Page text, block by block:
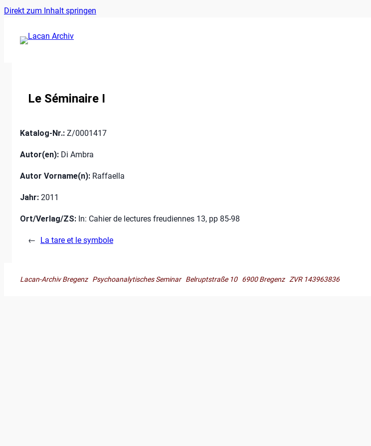
Direkt zum Inhalt springen
Le Séminaire I
Katalog-Nr.: Z/0001417
Autor(en): Di Ambra
Autor Vorname(n): Raffaella
Jahr: 2011
Ort/Verlag/ZS: In: Cahier de lectures freudiennes 13, pp 85-98
← La tare et le symbole
Lacan-Archiv Bregenz Psychoanalytisches Seminar Belruptstraße 10 6900 Bregenz ZVR 143963836